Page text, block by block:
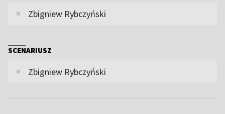
Zbigniew Rybczyński
SCENARIUSZ
Zbigniew Rybczyński